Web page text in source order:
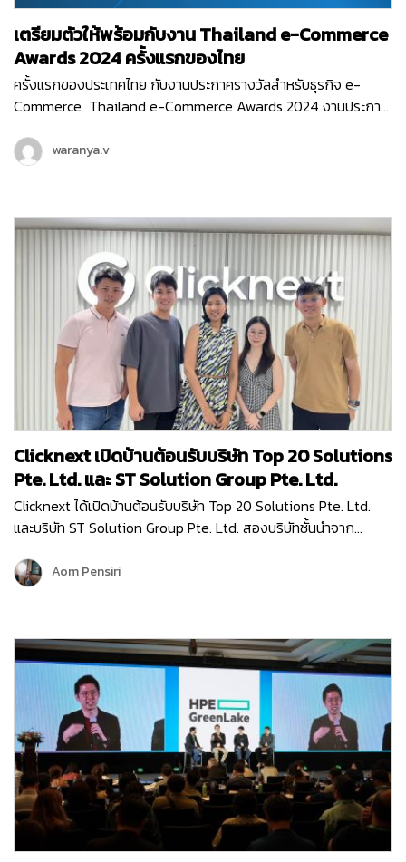
เตรียมตัวให้พร้อมกับงาน Thailand e-Commerce
Awards 2024 ครั้งแรกของไทย
ครั้งแรกของประเทศไทย กับงานประกาศรางวัลสำหรับธุรกิจ e-
Commerce Thailand e-Commerce Awards 2024 งานประกาศ
ยอดเยี่ยม ที่ช่วยสนับสนุนอีคอมเมิร์ซไทยให้เติบโต ขับเคลื่อนธุรกิจ
ออนไลน์ให้ก้าวไปในอนาคตได้อย่างเต็มประสิทธิภาพ ซึ่งงานนี้จัดขึ้น
Commerce Association) และ Clicknext ก็ร่วมเป็นพาร์ทเนอร์
สนับสนุน และร่วมเป็นกรรมการตัดสินรางวัลในงานอันทรงเกียรติ
ครั้งแรกของประเทศไทยด้วย…
waranya.v
Clicknext เปิดบ้านต้อนรับบริษัท Top 20 Solutions
Pte. Ltd. และ ST Solution Group Pte. Ltd.
Clicknext ได้เปิดบ้านต้อนรับบริษัท Top 20 Solutions Pte. Ltd.
และบริษัท ST Solution Group Pte. Ltd. สองบริษัทชั้นนำจาก
เยี่ยมครั้งนี้ก็เพื่อมาพูดคุยแลกเปลี่ยนข้อมูล…
Aom Pensiri